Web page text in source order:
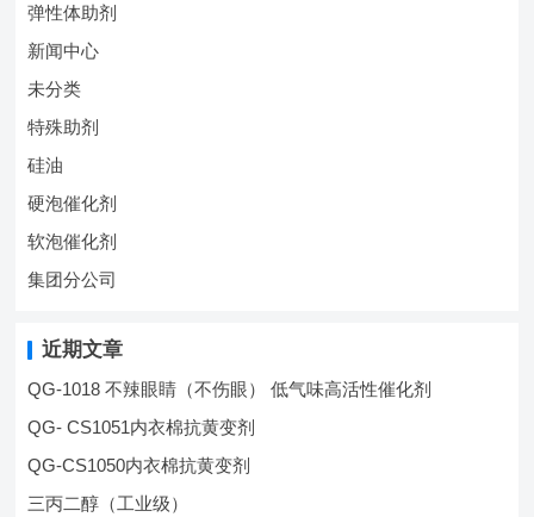
弹性体助剂
新闻中心
未分类
特殊助剂
硅油
硬泡催化剂
软泡催化剂
集团分公司
近期文章
QG-1018 不辣眼睛（不伤眼） 低气味高活性催化剂
QG- CS1051内衣棉抗黄变剂
QG-CS1050内衣棉抗黄变剂
三丙二醇（工业级）